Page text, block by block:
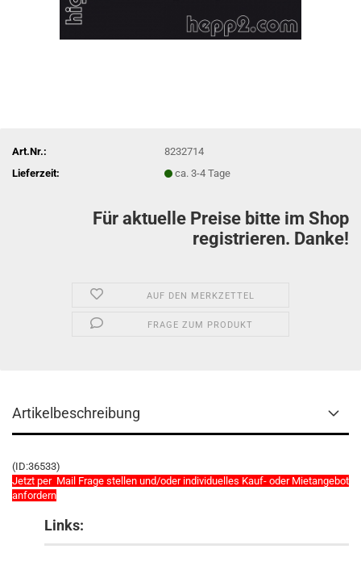
Art.Nr.:
8232714
Lieferzeit:
ca. 3-4 Tage
Für aktuelle Preise bitte im Shop
registrieren. Danke!
AUF DEN MERKZETTEL
FRAGE ZUM PRODUKT
Artikelbeschreibung
(ID:36533)
Jetzt per Mail Frage stellen und/oder individuelles Kauf- oder Mietangebot
anfordern
Links: